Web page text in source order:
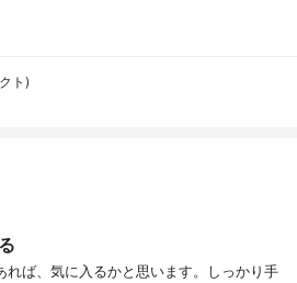
ト)
れば、気に入るかと思います。しっかり手